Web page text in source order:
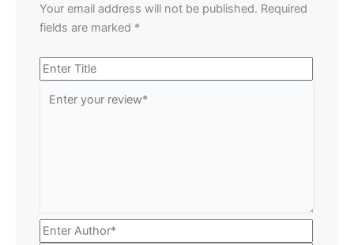
Your email address will not be published. Required
fields are marked *